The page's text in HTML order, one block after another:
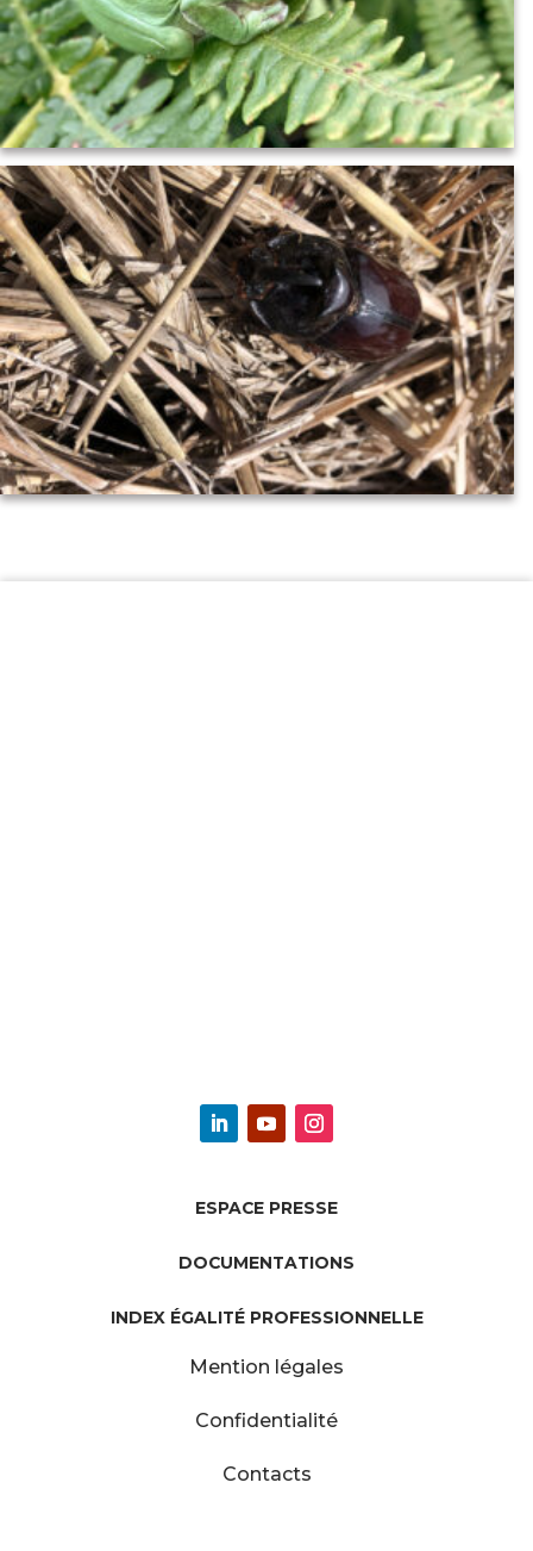
ESPACE PRESSE
DOCUMENTATIONS
INDEX ÉGALITÉ PROFESSIONNELLE
Mention légales
Confidentialité
Contacts